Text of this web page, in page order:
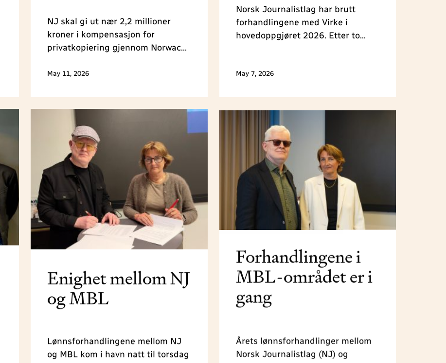
NJ skal gi ut nær 2,2 millioner
kroner i kompensasjon for
privatkopiering gjennom Norwaco.
opphavsrett til verkene som blir
May 11, 2026
Norsk Journalistlag har brutt
forhandlingene med Virke i
hovedoppgjøret 2026. Etter to
mekling.
May 7, 2026
Enighet mellom NJ
og MBL
Lønnsforhandlingene mellom NJ
og MBL kom i havn natt til torsdag
Forhandlingene i
MBL-området er i
gang
Årets lønnsforhandlinger mellom
Norsk Journalistlag (NJ) og